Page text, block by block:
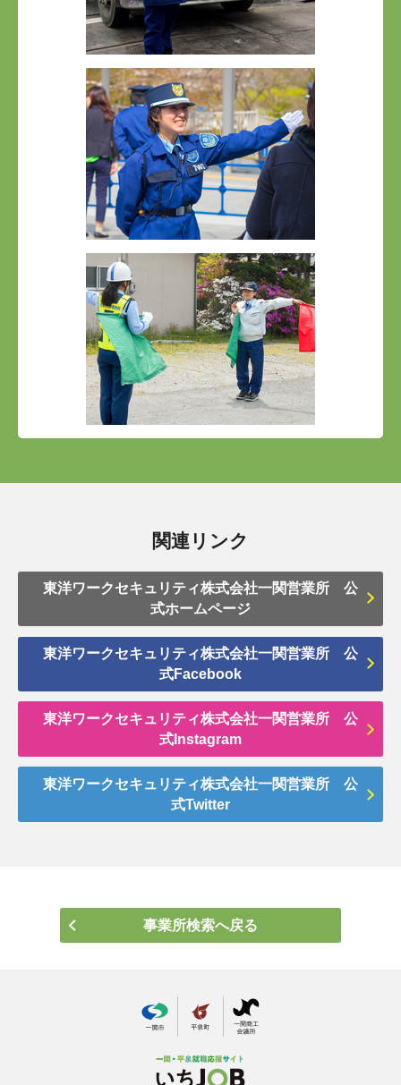
関連リンク
東洋ワークセキュリティ株式会社一関営業所 公
式ホームページ
東洋ワークセキュリティ株式会社一関営業所 公
式Facebook
東洋ワークセキュリティ株式会社一関営業所 公
式Instagram
東洋ワークセキュリティ株式会社一関営業所 公
式Twitter
事業所検索へ戻る